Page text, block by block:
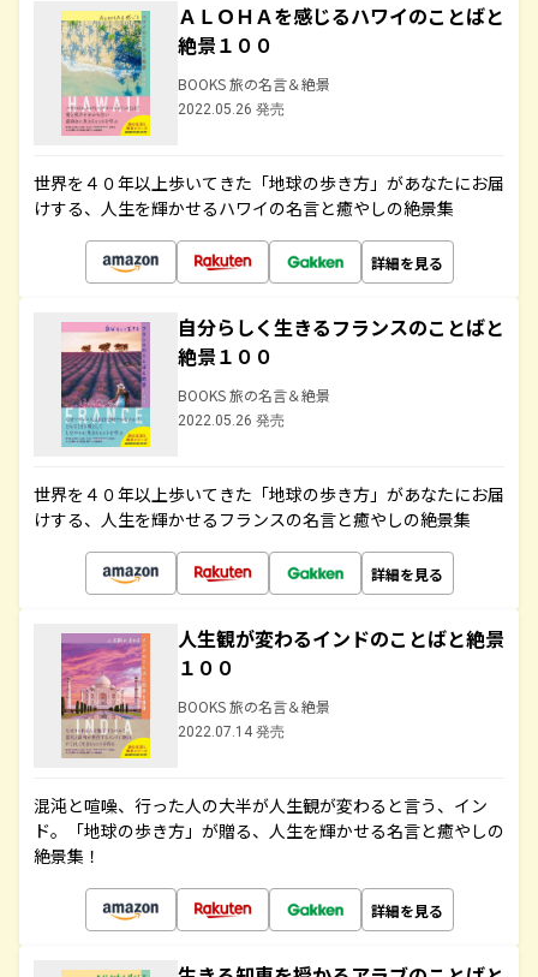
ＡＬＯＨＡを感じるハワイのことばと
絶景１００
BOOKS 旅の名言＆絶景
2022.05.26 発売
世界を４０年以上歩いてきた「地球の歩き方」があなたにお届
けする、人生を輝かせるハワイの名言と癒やしの絶景集
詳細を見る
自分らしく生きるフランスのことばと
絶景１００
BOOKS 旅の名言＆絶景
2022.05.26 発売
世界を４０年以上歩いてきた「地球の歩き方」があなたにお届
けする、人生を輝かせるフランスの名言と癒やしの絶景集
詳細を見る
人生観が変わるインドのことばと絶景
１００
BOOKS 旅の名言＆絶景
2022.07.14 発売
混沌と喧噪、行った人の大半が人生観が変わると言う、イン
ド。「地球の歩き方」が贈る、人生を輝かせる名言と癒やしの
絶景集！
詳細を見る